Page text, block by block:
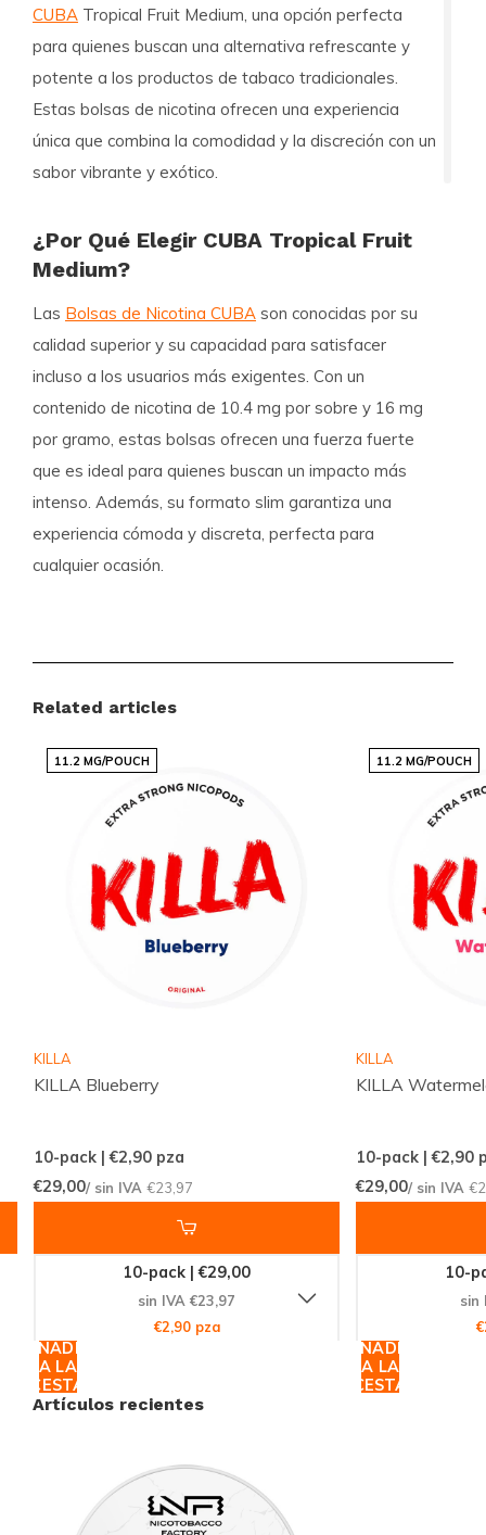
CUBA Tropical Fruit Medium, una opción perfecta
para quienes buscan una alternativa refrescante y
potente a los productos de tabaco tradicionales.
Estas bolsas de nicotina ofrecen una experiencia
única que combina la comodidad y la discreción con un
sabor vibrante y exótico.
¿Por Qué Elegir CUBA Tropical Fruit
Medium?
Las Bolsas de Nicotina CUBA son conocidas por su
calidad superior y su capacidad para satisfacer
incluso a los usuarios más exigentes. Con un
contenido de nicotina de 10.4 mg por sobre y 16 mg
por gramo, estas bolsas ofrecen una fuerza fuerte
que es ideal para quienes buscan un impacto más
intenso. Además, su formato slim garantiza una
experiencia cómoda y discreta, perfecta para
cualquier ocasión.
Bolsas por bandeja:
Fuerza:Fuerte
Sabor:Frutas Tropicales
Tipo de producto:
Nicotine Pouches
Nicotina (mg) por sobre:10.4
Nicotina (mg) por gramo:16
Contenido por envase (gramos):
Fabricante:Nicotobacco
de Nicotina
No esperes más para probar la innovación y calidad
su formato delgado, CUBA Tropical Fruit Medium es
la elección perfecta para quienes desean una
experiencia de nicotina potente y deliciosa.
Aprovecha esta oportunidad para explorar nuevas
sensaciones y mejora tu experiencia con las bolsas
de nicotina. ¡Compra ahora y descubre por qué tantos
usuarios confían en Snussie.com para sus
necesidades de nicotina!
Related articles
11.2 MG/POUCH
KILLA
KILLA Blueberry
10-pack | €2,90pza
€29,00/ sin IVA €23,97
10-pack | €29,00
sin IVA €23,97
€2,90 pza
AÑADIR
A LA
CESTA
11.2 MG/POUCH
KILLA
KILLA
10-pack | €2,90
€29,00/ sin IVA
10-
sin
AÑADIR
A LA
CESTA
Artículos recientes